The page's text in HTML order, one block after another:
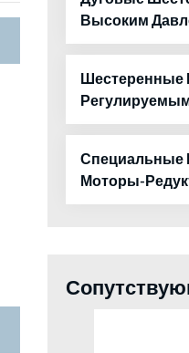
Высоким
Шестеренные
Специальные
Моторы-